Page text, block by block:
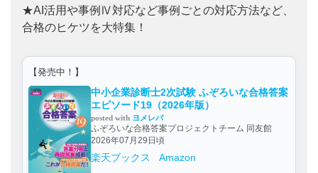
★AI活用や事例Ⅳ対応など事例ごとの対応方法など、
合格のヒケツを大特集！
【発売中！】
中小企業診断士2次試験 ふぞろいな合格答案
エピソード19（2026年版）
posted with ヨメレバ
ふぞろいな合格答案プロジェクトチーム 同友館
2026年07月29日頃
楽天ブックス Amazon